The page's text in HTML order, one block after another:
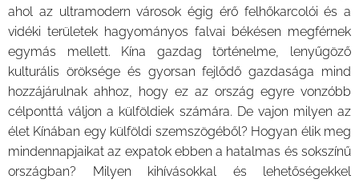
ahol az ultramodern városok égig érő felhőkarcolói és a
vidéki területek hagyományos falvai békésen megférnek
egymás mellett. Kína gazdag történelme, lenyűgöző
kulturális öröksége és gyorsan fejlődő gazdasága mind
hozzájárulnak ahhoz, hogy ez az ország egyre vonzóbb
célponttá váljon a külföldiek számára. De vajon milyen az
élet Kínában egy külföldi szemszögéből? Hogyan élik meg
mindennapjaikat az expatok ebben a hatalmas és sokszínű
országban? Milyen kihívásokkal és lehetőségekkel